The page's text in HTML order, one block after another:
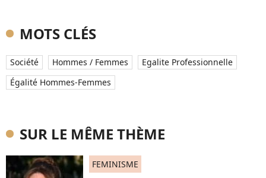
MOTS CLÉS
Société Hommes / Femmes
Egalite Professionnelle
Égalité Hommes-Femmes
SUR LE MÊME THÈME
FEMINISME